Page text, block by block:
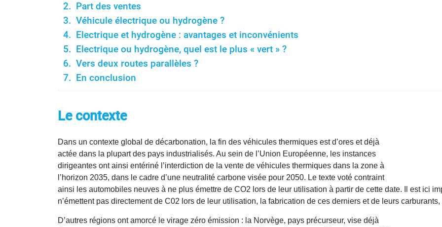
Part des ventes
Véhicule électrique ou hydrogène ?
Electrique et hydrogène : avantages et inconvénients
Electrique ou hydrogène, quel est le plus « vert » ?
Vers deux routes parallèles ?
En conclusion
Le contexte
Dans un contexte global de décarbonation, la fin des véhicules thermiques est d’ores et déjà
actée dans la plupart des pays industrialisés. Au sein de l’Union Européenne, les instances
dirigeantes ont ainsi entériné l’interdiction de la vente de véhicules thermiques dans la zone à
l’horizon 2035, dans le cadre d’une neutralité carbone visée pour 2050. Le texte voté contraint
ainsi les automobiles neuves à ne plus émettre de CO2 lors de leur utilisation à partir de cette date. Il est ici
n’émettent pas directement de C02 lors de leur utilisation, la fabrication de ces derniers et de leurs
D’autres régions ont amorcé le virage zéro émission : la Norvège, pays précurseur, vise déjà